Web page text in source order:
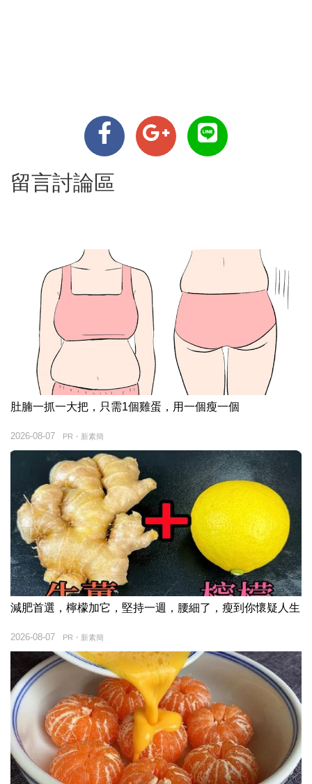
留言討論區
肚腩一抓一大把，只需1個雞蛋，用一個瘦一個
PR・新素簡
2026-08-07
減肥首選，檸檬加它，堅持一週，腰細了，瘦到你懷疑人生
PR・新素簡
2026-08-07